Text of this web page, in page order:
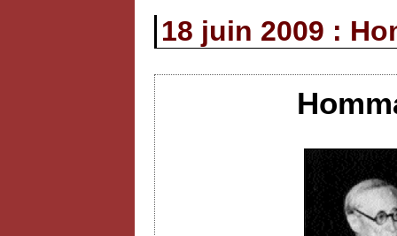
18 juin 2009 :